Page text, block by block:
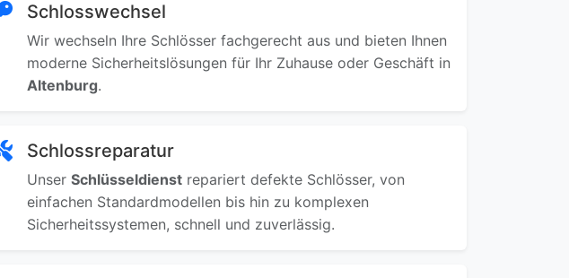
Schlosswechsel
Wir wechseln Ihre Schlösser fachgerecht aus und bieten Ihnen
moderne Sicherheitslösungen für Ihr Zuhause oder Geschäft in
Altenburg.
Schlossreparatur
Unser Schlüsseldienst repariert defekte Schlösser, von
einfachen Standardmodellen bis hin zu komplexen
Sicherheitssystemen, schnell und zuverlässig.